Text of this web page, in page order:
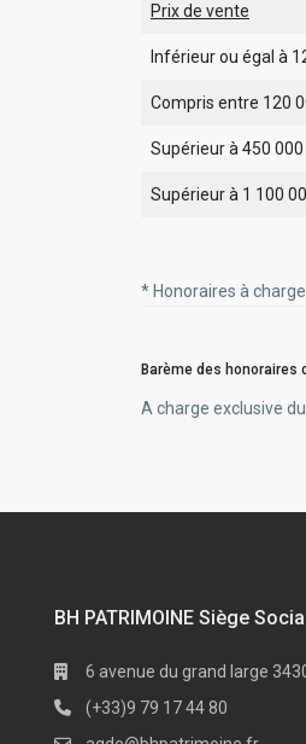
Prix de vente
Inférieur ou égal à
Compris entre 120
Supérieur à 450 000
Supérieur à 1 100
* Honoraires à
Barème des honoraires
A charge exclusive
BH PATRIMOINE Siège
6 avenue du grand large
(+33)9 79 17 44 80